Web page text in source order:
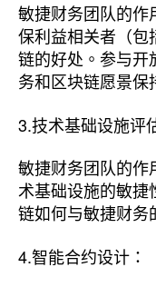
敏捷财务团队的作
保利益相关者（包
链的好处。参与开
务和区块链愿景保
3.技术基础设施评
敏捷财务团队的作
术基础设施的敏捷
链如何与敏捷财务
4.智能合约设计：